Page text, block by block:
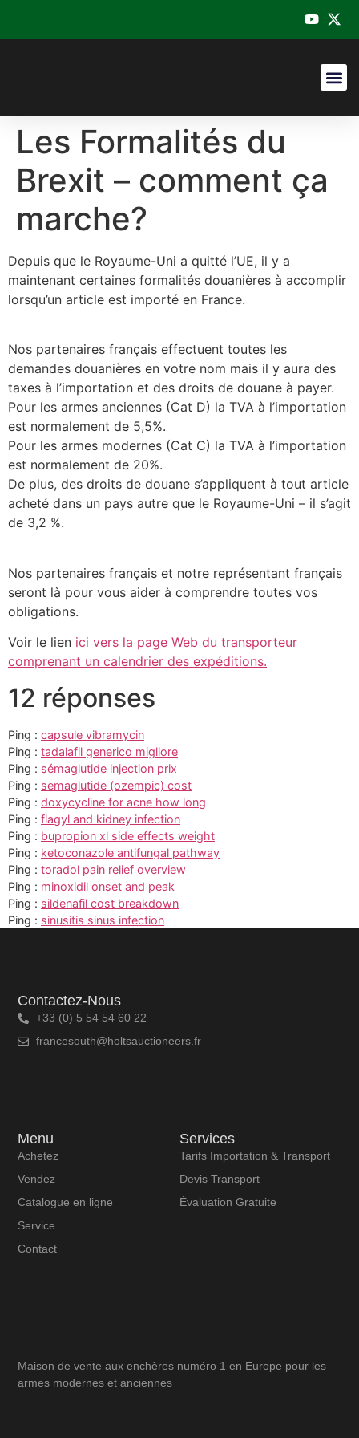
Les Formalités du
Brexit – comment ça
marche?
Depuis que le Royaume-Uni a quitté l’UE, il y a
maintenant certaines formalités douanières à accomplir
lorsqu’un article est importé en France.
Nos partenaires français effectuent toutes les
demandes douanières en votre nom mais il y aura des
taxes à l’importation et des droits de douane à payer.
Pour les armes anciennes (Cat D) la TVA à l’importation
est normalement de 5,5%.
Pour les armes modernes (Cat C) la TVA à l’importation
est normalement de 20%.
De plus, des droits de douane s’appliquent à tout article
acheté dans un pays autre que le Royaume-Uni – il s’agit
de 3,2 %.
Nos partenaires français et notre représentant français
seront là pour vous aider à comprendre toutes vos
obligations.
Voir le lien ici vers la page Web du transporteur
comprenant un calendrier des expéditions.
12 réponses
Ping : capsule vibramycin
Ping : tadalafil generico migliore
Ping : sémaglutide injection prix
Ping : semaglutide (ozempic) cost
Ping : doxycycline for acne how long
Ping : flagyl and kidney infection
Ping : bupropion xl side effects weight
Ping : ketoconazole antifungal pathway
Ping : toradol pain relief overview
Ping : minoxidil onset and peak
Ping : sildenafil cost breakdown
Ping : sinusitis sinus infection
Maison de vente aux enchères numéro 1 en Europe pour les
armes modernes et anciennes
Services
Tarifs Importation & Transport
Devis Transport
Évaluation Gratuite
Menu
Achetez
Vendez
Catalogue en ligne
Service
Contact
Contactez-Nous
+33 (0) 5 54 54 60 22
francesouth@holtsauctioneers.fr